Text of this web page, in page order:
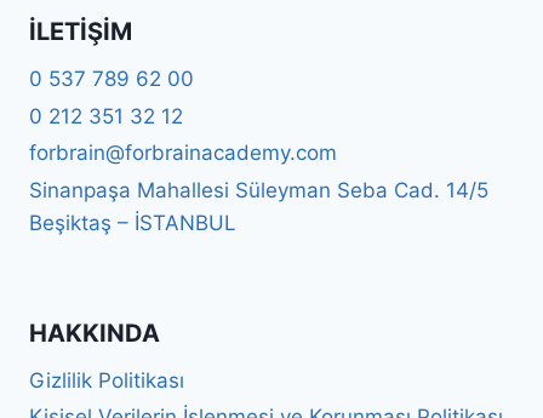
İLETIŞIM
0 537 789 62 00
0 212 351 32 12
forbrain@forbrainacademy.com
Sinanpaşa Mahallesi Süleyman Seba Cad. 14/5
Beşiktaş – İSTANBUL
HAKKINDA
Gizlilik Politikası